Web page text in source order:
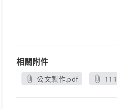
相關附件
公文製作.pdf